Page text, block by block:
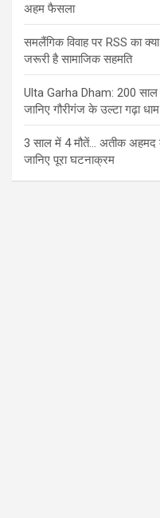
अहम फैसला
समलैंगिक विवाह पर RSS का
जरूरी है सामाजिक सहमति
Ulta Garha Dham: 200 साल
जानिए गौरीगंज के उल्टा गढ़ा
3 साल में 4 मौतें… अतीक अहमद
जानिए पूरा घटनाक्रम